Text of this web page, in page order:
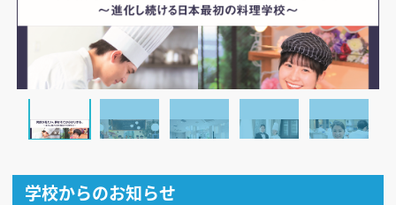
学校からのお知らせ